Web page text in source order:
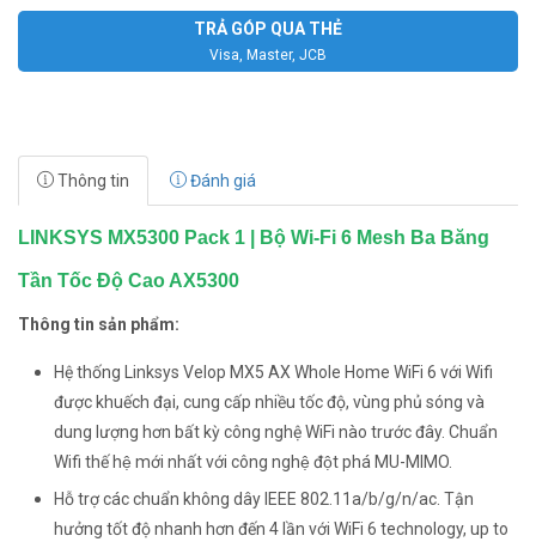
TRẢ GÓP QUA THẺ
Visa, Master, JCB
Thông tin Đánh giá
LINKSYS MX5300 Pack 1 | Bộ Wi-Fi 6 Mesh Ba Băng
Tần Tốc Độ Cao AX5300
Thông tin sản phẩm:
Hệ thống Linksys Velop MX5 AX Whole Home WiFi 6 với Wifi
được khuếch đại, cung cấp nhiều tốc độ, vùng phủ sóng và
dung lượng hơn bất kỳ công nghệ WiFi nào trước đây. Chuẩn
Wifi thế hệ mới nhất với công nghệ đột phá MU-MIMO.
Hỗ trợ các chuẩn không dây IEEE 802.11a/b/g/n/ac. Tận
hưởng tốt độ nhanh hơn đến 4 lần với WiFi 6 technology, up to